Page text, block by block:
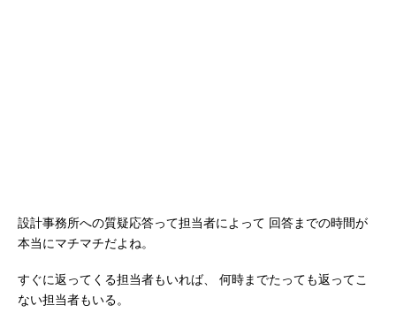
設計事務所への質疑応答って担当者によって 回答までの時間が
本当にマチマチだよね。
すぐに返ってくる担当者もいれば、
何時までたっても返ってこ
ない担当者もいる。